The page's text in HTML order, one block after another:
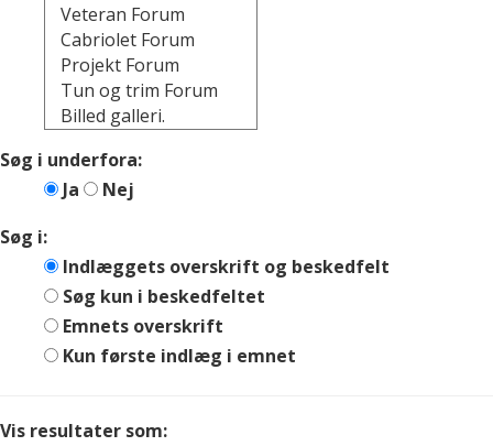
Søg i underfora:
Ja
Nej
Søg i:
Indlæggets overskrift og beskedfelt
Søg kun i beskedfeltet
Emnets overskrift
Kun første indlæg i emnet
Vis resultater som: